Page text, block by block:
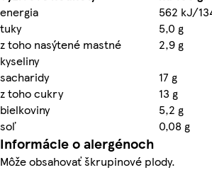
energia
562 kJ/
tuky
5,0 g
z toho nasýtené mastné
kyseliny
2,9 g
sacharidy
17 g
z toho cukry
13 g
bielkoviny
5,2 g
soľ
0,08 g
Informácie o alergénoch
Môže obsahovať škrupinové plody.